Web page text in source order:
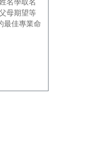
名學取名
母期望等
最佳專業命